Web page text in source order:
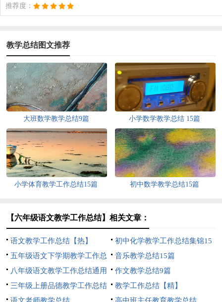
推荐度：
教学总结图文推荐
大班数学教学总结9篇 小学数学教学总结 15篇
小学体育教学工作总结15篇 初中数学教学总结15篇
【六年级语文教学工作总结】相关文章：
语文教学工作总结【热】
初中化学教学工作总结集锦15
篇
五年级语文下学期教学工作总
结15篇
音乐教学总结15篇
八年级语文教学工作总结通用
15篇
作文教学总结9篇
三年级上册品德教学工作总结
教学工作总结【精】